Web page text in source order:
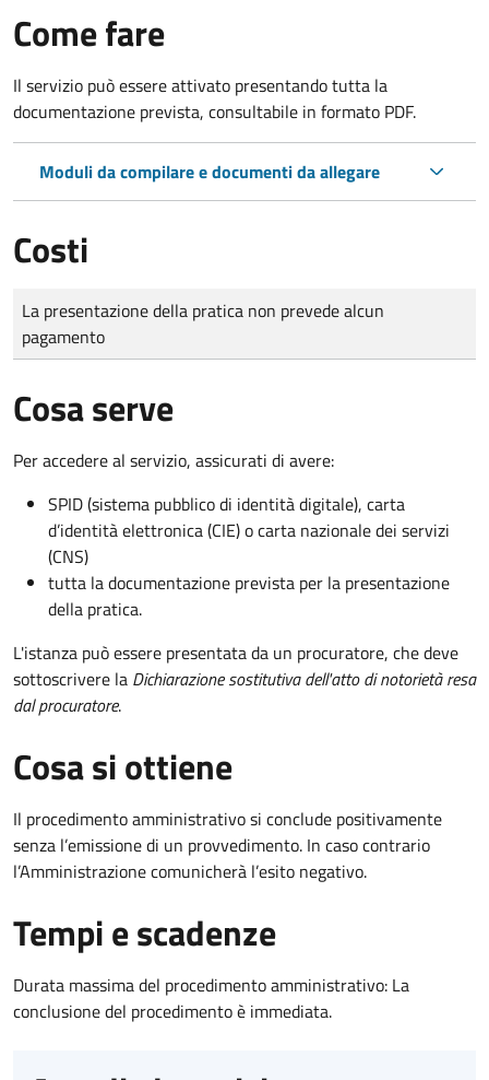
Come fare
Il servizio può essere attivato presentando tutta la
documentazione prevista, consultabile in formato PDF.
Moduli da compilare e documenti da allegare
Costi
Tipo di pagamento
Importo
La presentazione della pratica non prevede alcun
pagamento
Cosa serve
Per accedere al servizio, assicurati di avere:
SPID (sistema pubblico di identità digitale), carta
d’identità elettronica (CIE) o carta nazionale dei servizi
(CNS)
tutta la documentazione prevista per la presentazione
della pratica.
L'istanza può essere presentata da un procuratore, che deve
sottoscrivere la Dichiarazione sostitutiva dell'atto di notorietà resa
dal procuratore.
Cosa si ottiene
Il procedimento amministrativo si conclude positivamente
senza l’emissione di un provvedimento. In caso contrario
l’Amministrazione comunicherà l’esito negativo.
Tempi e scadenze
Durata massima del procedimento amministrativo: La
conclusione del procedimento è immediata.